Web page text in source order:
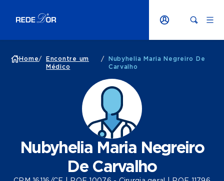
Home/
Encontre um
Médico
/
Nubyhelia Maria Negreiro De
Carvalho
Nubyhelia Maria Negreiro
De Carvalho